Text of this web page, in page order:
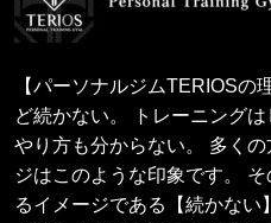
【パーソナルジムTERIOSの
ど続かない。 トレーニング
やり方も分からない。 多く
ジはこのような印象です。
るイメージである【続かな